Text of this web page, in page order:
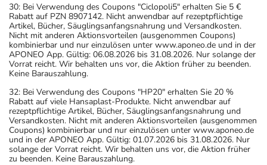
30: Bei Verwendung des Coupons "Ciclopoli5" erhalten Sie 5 €
Rabatt auf PZN 8907142. Nicht anwendbar auf rezeptpflichtige
Artikel, Bücher, Säuglingsanfangsnahrung und Versandkosten.
Nicht mit anderen Aktionsvorteilen (ausgenommen Coupons)
kombinierbar und nur einzulösen unter www.aponeo.de und in der
APONEO App. Gültig: 06.08.2026 bis 31.08.2026. Nur solange der
Vorrat reicht. Wir behalten uns vor, die Aktion früher zu beenden.
Keine Barauszahlung.
32: Bei Verwendung des Coupons "HP20" erhalten Sie 20 %
Rabatt auf viele Hansaplast-Produkte. Nicht anwendbar auf
rezeptpflichtige Artikel, Bücher, Säuglingsanfangsnahrung und
Versandkosten. Nicht mit anderen Aktionsvorteilen (ausgenommen
Coupons) kombinierbar und nur einzulösen unter www.aponeo.de
und in der APONEO App. Gültig: 01.07.2026 bis 31.08.2026. Nur
solange der Vorrat reicht. Wir behalten uns vor, die Aktion früher
zu beenden. Keine Barauszahlung.